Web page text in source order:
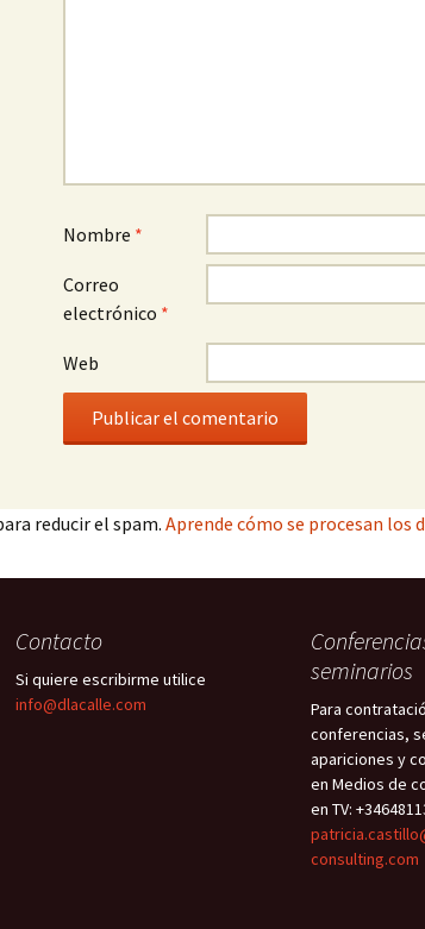
Nombre *
Correo
electrónico *
Web
reducir el spam. Aprende cómo se procesan los
Contacto
Si quiere escribirme utilice
info@dlacalle.com
seminarios
Para
conferencias,
apariciones y
en Medios de
en TV:
consulting.com